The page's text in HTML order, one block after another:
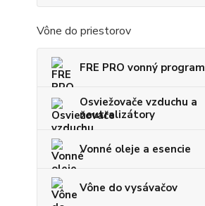
Vône do priestorov
FRE PRO vonný program
Osviežovače vzduchu a
neutralizátory
Vonné oleje a esencie
Vône do vysávačov